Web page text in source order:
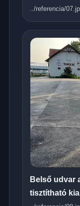
../referencia/
Belső udvar
tisztítható